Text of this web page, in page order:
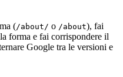
(/about/ o /about), fai
forma e fai corrispondere il
Google tra le versioni e